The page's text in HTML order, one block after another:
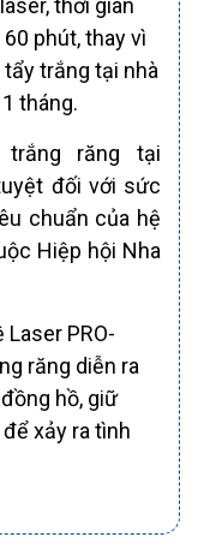
phút, thay vì
trắng tại nhà
tháng.
răng tại
đối với sức
chuẩn của hệ
Hiệp hội Nha
Laser PRO-
răng diễn ra
hồ, giữ
xảy ra tình